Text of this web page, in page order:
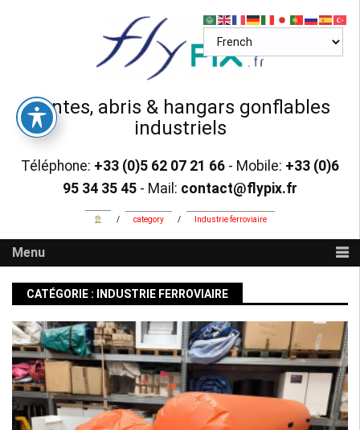
Tentes, abris & hangars gonflables
industriels
Téléphone: +33 (0)5 62 07 21 66 - Mobile: +33 (0)6
95 34 35 45 - Mail: contact@flypix.fr
/ category / Industrie ferroviaire
Menu
CATÉGORIE : INDUSTRIE FERROVIAIRE